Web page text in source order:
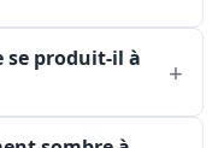
se produit-il à